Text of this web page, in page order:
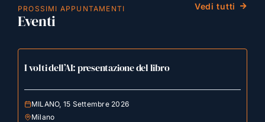
PROSSIMI APPUNTAMENTI
Eventi
Vedi tutti
I volti dell’AI: presentazione del libro
MILANO, 15 Settembre 2026
Milano